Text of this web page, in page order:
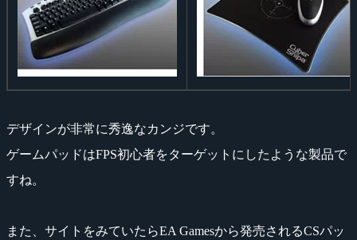
デザインが非常に秀逸なカンジです。
ゲームパッドはFPS初心者をターゲットにしたような製品で
すね。
また、サイトをみていたらEA Gamesから発売されるCSパッ